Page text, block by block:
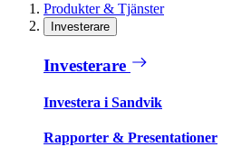
Produkter & Tjänster
Investerare
Investerare
Investera i Sandvik
Rapporter & Presentationer